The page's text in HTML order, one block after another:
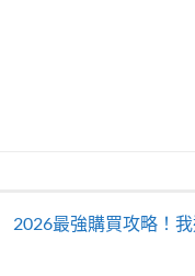
2026最強購買攻略！